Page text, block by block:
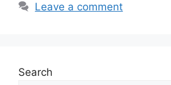
Leave a comment
Search